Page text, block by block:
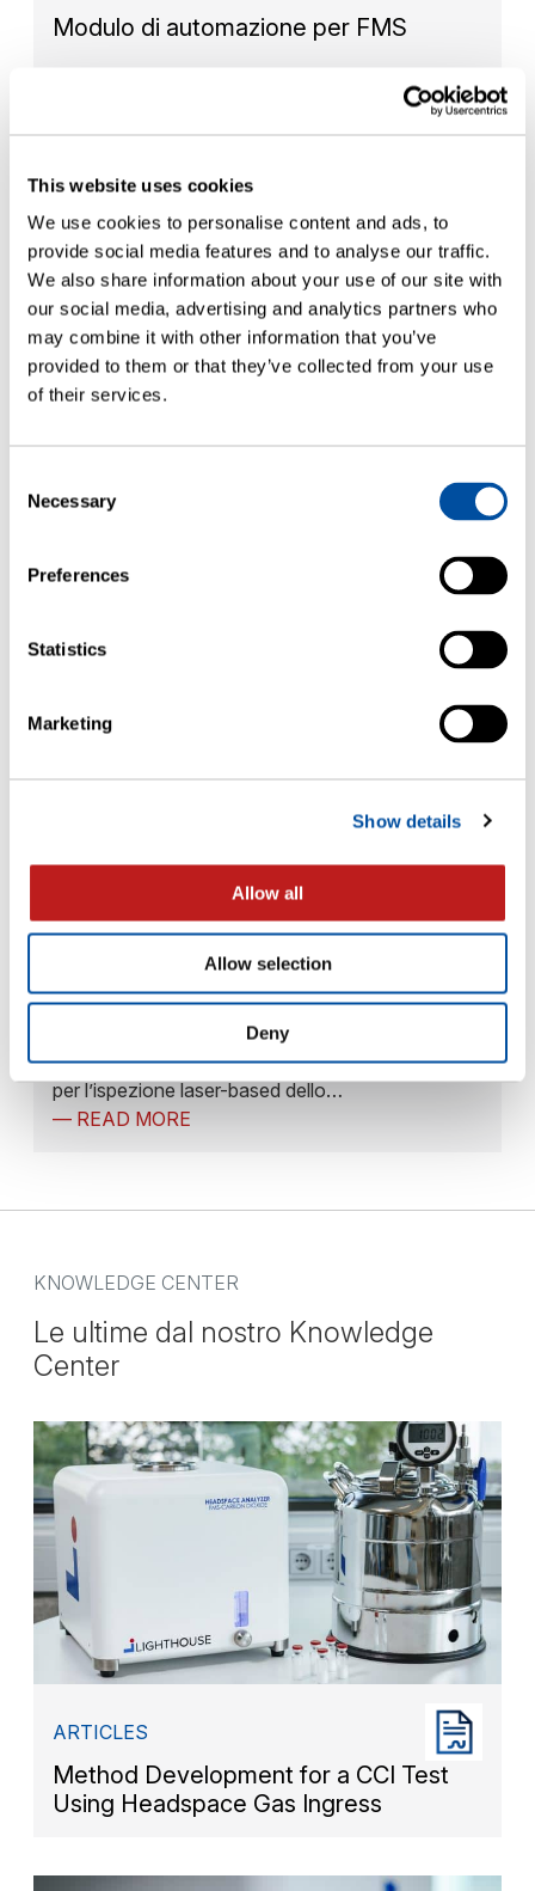
This website uses cookies
We use cookies to personalise content and ads, to
provide social media features and to analyse our traffic.
We also share information about your use of our site with
our social media, advertising and analytics partners who
may combine it with other information that you’ve
provided to them or that they’ve collected from your use
of their services.
Selection
Necessary
Preferences
Statistics
Marketing
Show details
Allow all
Allow selection
Deny
Modulo di automazione per FMS
— READ MORE
Leasing strumentale
La nostra opzione di leasing flessibile permette di
Automazione
Le piattaforme LIGHTHOUSE, leader di mercato
per l’ispezione laser-based dello…
— READ MORE
KNOWLEDGE CENTER
Le ultime dal nostro Knowledge
Center
ARTICLES
Method Development for a CCI Test
Using Headspace Gas Ingress